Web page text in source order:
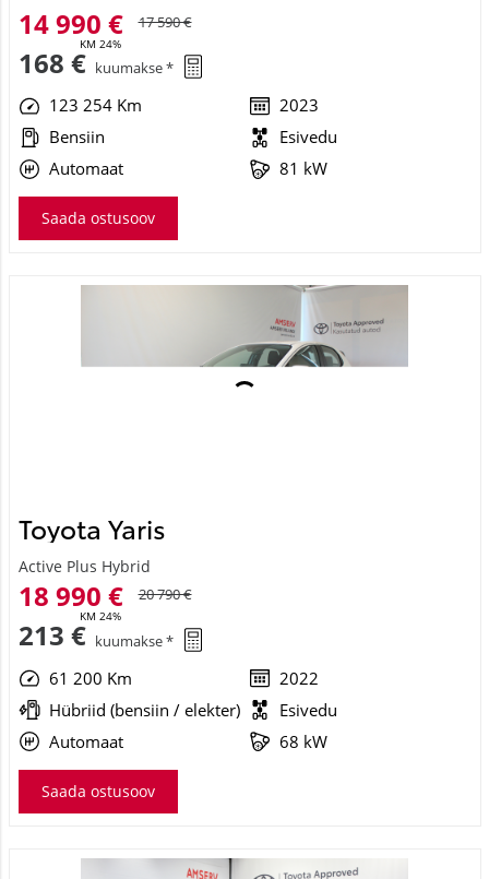
14 990 €
KM 24%
17 590 €
168 € kuumakse *
123 254 Km
2023
Bensiin
Esivedu
Automaat
81 kW
Saada ostusoov
Toyota Yaris
Active Plus Hybrid
18 990 €
KM 24%
20 790 €
213 € kuumakse *
61 200 Km
2022
Hübriid (bensiin / elekter)
Esivedu
Automaat
68 kW
Saada ostusoov